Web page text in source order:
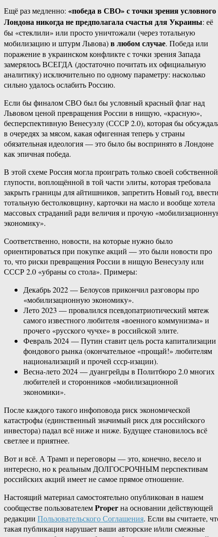
Ещё раз медленно: «победа в СВО» с точки зрения условного
Лондона никогда не предполагала счастья для Украины: её
бы «стеклили» или просто уничтожали (через тотальную
мобилизацию и штурм Львова)в любом случае. Победа или
поражение в украинском конфликте с точки зрения Запада
замерялось ВСЕГДА (достаточно почитать их официальную
аналитику) исключительно по одному параметру: насколько
сильно удалось ослабить Россию.
Если бы финалом СВО был бы условный красный флаг над
Львовом ценой превращения России в нищую, «красную»,
бесперспективную Венесуэлу (СССР 2.0), которая бы
в очередях за мясом, какая офигенная теперь у страны
обязательная идеология — это было бы воспринято в Лондоне
как эпичная победа.
В этой схеме Россия могла проиграть только своей собственной
глупости, воплощённой в той части элиты, которая требовала
закрыть границы для айтишников, запретить Новый год,
тотальную бестолковщину, карточки на масло и вообще хотела
массовых страданий ради величия и прочую
экономику».
Соответственно, новости, на которые нужно было
ориентироваться при покупке акций — это были новости про
то, что риски превращения России в нищую Венесуэлу или
СССР 2.0 «убраны со стола». Примеры:
Декабрь 2022 — Белоусов прикончил разговоры про
«мобилизационную экономику».
Лето 2023 — провалился псевдопатриотический мятеж
самого известного любителя «военного коммунизма» и
прочего «русского чучхе» в российской элите.
Февраль 2024 — Путин ставит цель роста капитализации
фондового рынка (окончательное «прощай!» любителям
национализаций и прочей ссср-изации).
Весна-лето 2024 — дуангрейды в Политбюро 2.0 многих
любителей и сторонников «мобилизационной
экономики».
После каждого такого инфоповода риск экономической
катастрофы (единственный значимый риск для российского
инвестора) падал всё ниже и ниже. Будущее становилось всё
светлее и приятнее.
Вот и всё. А Трамп и переговоры — это, конечно, весело и
интересно, но к реальным ДОЛГОСРОЧНЫМ перспективам
российских акций имеет не самое прямое отношение.
Настоящий материал самостоятельно опубликован в нашем
сообществе пользователемProperна основании действующей
редакции Пользовательского Соглашения. Если вы считаете,
такая публикация нарушает ваши авторские и/или смежные